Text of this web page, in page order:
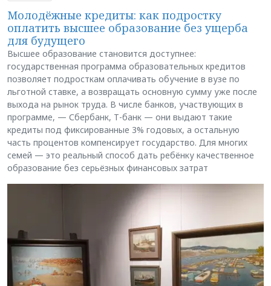
Молодёжные кредиты: как подростку
оплатить высшее образование без ущерба
для будущего
Высшее образование становится доступнее:
государственная программа образовательных кредитов
позволяет подросткам оплачивать обучение в вузе по
льготной ставке, а возвращать основную сумму уже после
выхода на рынок труда. В числе банков, участвующих в
программе, — Сбербанк, Т-банк — они выдают такие
кредиты под фиксированные 3% годовых, а остальную
часть процентов компенсирует государство. Для многих
семей — это реальный способ дать ребёнку качественное
образование без серьёзных финансовых затрат